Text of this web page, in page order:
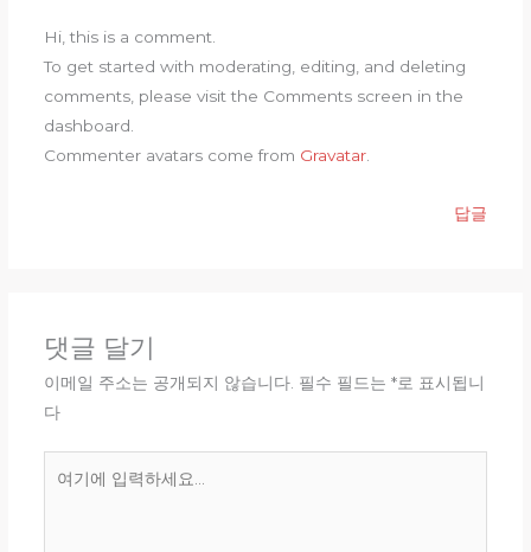
Hi, this is a comment.
To get started with moderating, editing, and deleting
comments, please visit the Comments screen in the
dashboard.
Commenter avatars come from Gravatar.
답글
댓글 달기
이메일 주소는 공개되지 않습니다. 필수 필드는 *로 표시됩니
다